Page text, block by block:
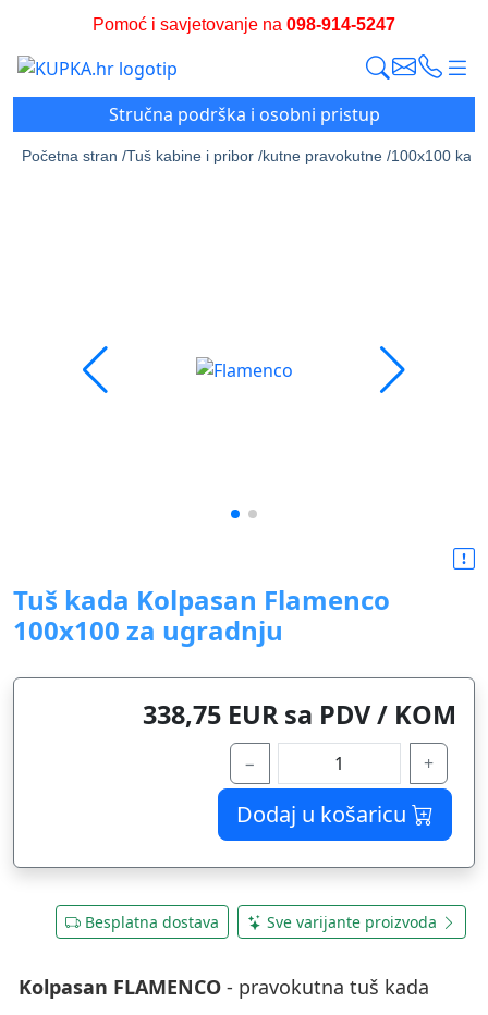
Pomoć i savjetovanje na 098-914-5247
Stručna podrška i osobni pristup
Početna stran /Tuš kabine i pribor /kutne pravokutne /100x100
Tuš kada Kolpasan Flamenco
100x100 za ugradnju
338,75 EUR sa PDV / KOM
− +
Dodaj u košaricu
Besplatna dostava Sve varijante proizvoda
Kolpasan FLAMENCO - pravokutna tuš kada